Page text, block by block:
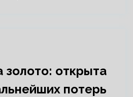
открыта
потерь